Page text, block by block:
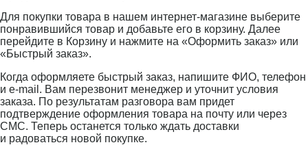
Для покупки товара в нашем интернет-магазине выберите
понравившийся товар и добавьте его в корзину. Далее
перейдите в Корзину и нажмите на «Оформить заказ» или
«Быстрый заказ».
Когда оформляете быстрый заказ, напишите ФИО, телефон
и e-mail. Вам перезвонит менеджер и уточнит условия
заказа. По результатам разговора вам придет
подтверждение оформления товара на почту или через
СМС. Теперь останется только ждать доставки
и радоваться новой покупке.